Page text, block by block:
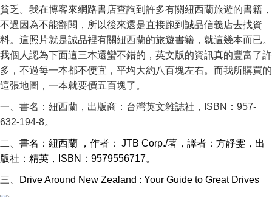
貧乏。我在博客來網路書店查詢到許多有關紐西蘭旅遊的書籍，
不過因為不能翻閱，所以後來還是直接跑到誠品信義店去找資
料。這照片就是誠品裡有關紐西蘭的旅遊書籍，就這幾本而已。
我個人認為下面這三本還蠻不錯的，英文版的資訊真的豐富了許
多，不過每一本都不便宜，平均大約八百塊左右。而我所購買的
這張地圖，一本就要價五百塊了。
一、書名：紐西蘭，出版商：台灣英文雜誌社，ISBN：957-
632-194-8。
二、 書名：紐西蘭 ，作者： JTB Corp./著，譯者：方靜雯，出
版社：精英，ISBN：9579556717。
三、 Drive Around New Zealand : Your Guide to Great Drives